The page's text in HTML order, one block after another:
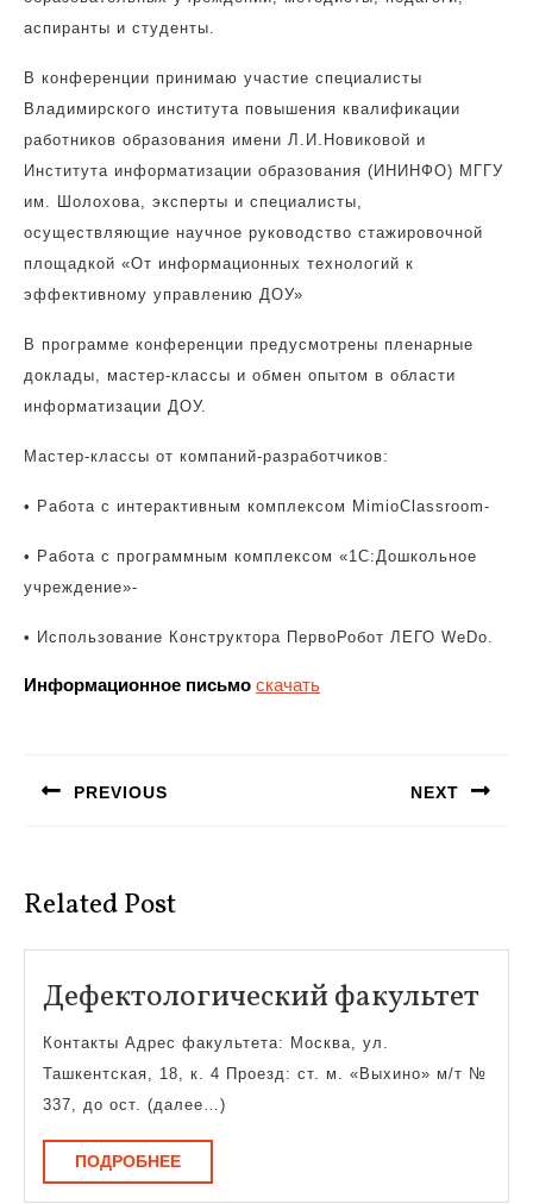
аспиранты и студенты.
В конференции принимаю участие специалисты
Владимирского института повышения квалификации
работников образования имени Л.И.Новиковой и
Института информатизации образования (ИНИНФО) МГГУ
им. Шолохова, эксперты и специалисты,
осуществляющие научное руководство стажировочной
площадкой «От информационных технологий к
эффективному управлению ДОУ»
В программе конференции предусмотрены пленарные
доклады, мастер-классы и обмен опытом в области
информатизации ДОУ.
Мастер-классы от компаний-разработчиков:
• Работа с интерактивным комплексом MimioClassroom-
• Работа с программным комплексом «1С:Дошкольное
учреждение»-
• Использование Конструктора ПервоРобот ЛЕГО WeDo.
Информационное письмо скачать
записям
PREVIOUS NEXT
Related Post
Дефектологический факультет
Контакты Адрес факультета: Москва, ул.
Ташкентская, 18, к. 4 Проезд: ст. м. «Выхино» м/т №
337, до ост. (далее…)
ПОДРОБНЕЕПОДРОБНЕЕ